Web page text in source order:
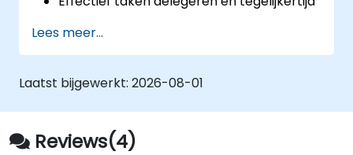
Structuurrijke, directe en constructieve
gesprekken over prestaties voeren.
Verwachtingen helder communiceren om
teambetrokkenheid en afstemming
tussen afdelingen te bevorderen.
Lees meer...
Laatst bijgewerkt: 2026-08-01
Reviews(4)